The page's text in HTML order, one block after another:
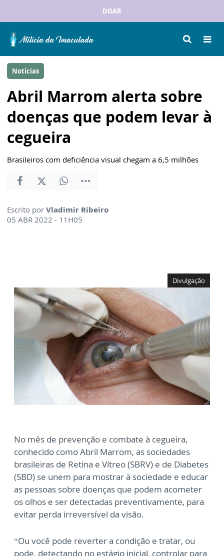
DOAR
Notícias
Abril Marrom alerta sobre
doenças que podem levar à
cegueira
Brasileiros com deficiência visual chegam a 6,5 milhões
Escrito por Vladimir Ribeiro
05 ABR 2022 - 11H05
Divulgação
No mês de prevenção e combate à cegueira,
conhecido como Abril Marrom, as sociedades
brasileiras de Retina e Vítreo (SBRV) e de Diabetes
(SBD) se unem para mostrar à sociedade e educar
as pessoas sobre doenças que podem acometer
os olhos e ser detectadas preventivamente, para
evitar perda irreversível da visão.
“Ou você pode reverter a condição e tratar, ou
pode, detectando no estágio inicial, controlar para